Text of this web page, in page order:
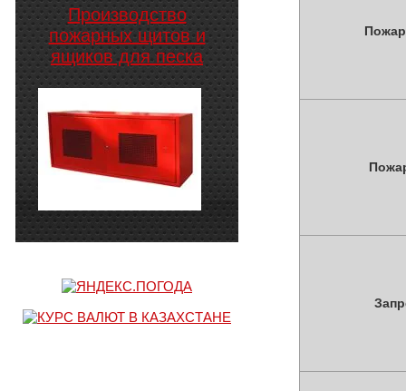
Производство
пожарных щитов и
ящиков для песка